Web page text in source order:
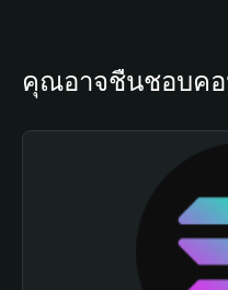
คุณอาจชื่นชอบคอ